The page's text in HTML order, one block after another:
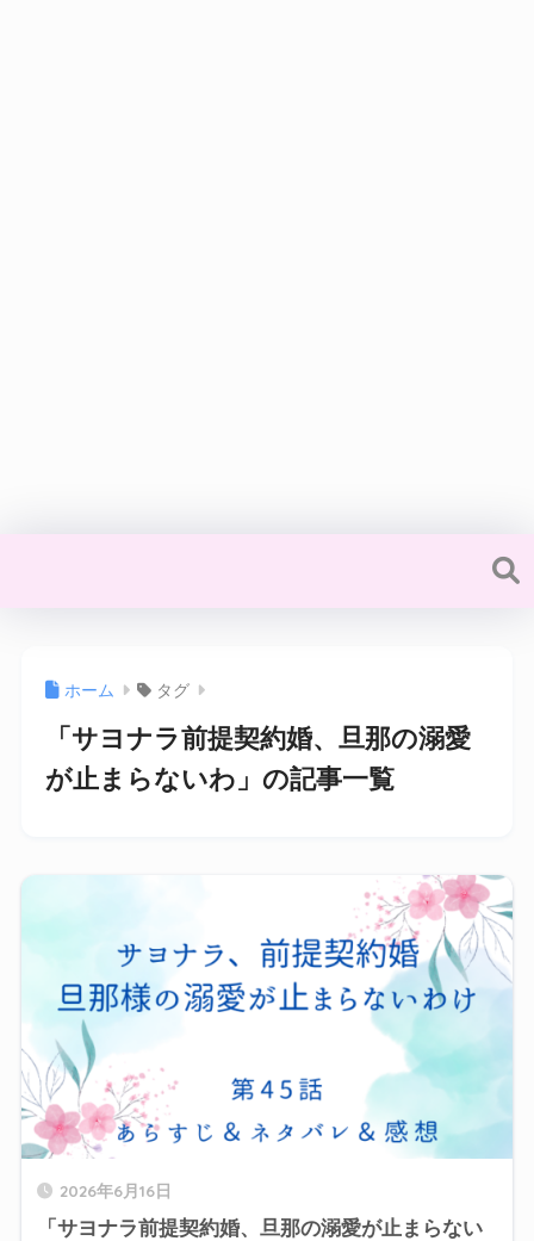
ホーム タグ
「サヨナラ前提契約婚、旦那の溺愛
が止まらないわ」の記事一覧
2026年6月16日
「サヨナラ前提契約婚、旦那の溺愛が止まらない